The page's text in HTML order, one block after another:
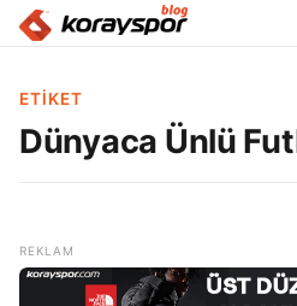
ETIKET
Dünyaca Ünlü